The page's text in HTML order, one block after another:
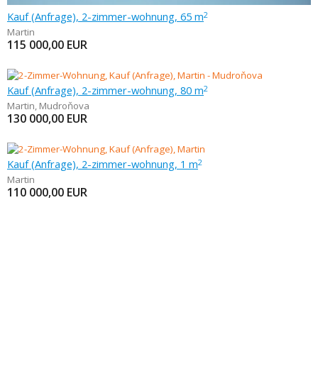
Kauf (Anfrage), 2-zimmer-wohnung, 65 m2
Martin
115 000,00 EUR
Kauf (Anfrage), 2-zimmer-wohnung, 80 m2
Martin, Mudroňova
130 000,00 EUR
Kauf (Anfrage), 2-zimmer-wohnung, 1 m2
Martin
110 000,00 EUR